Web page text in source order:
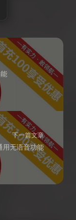
下一篇文章
用无语音功能